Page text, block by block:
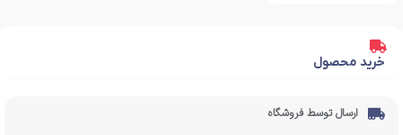
خرید محصول
ارسال توسط فروشگاه